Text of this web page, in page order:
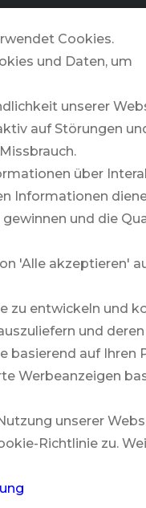
GOLFZONE
und
bieten. Eine
CONSTANCE
Cookies.
und Daten, um
unserer
auf Störungen
über
Informationen
und die
'Alle akzeptieren'
zu entwickeln und
und
basierend auf Ihren
Werbeanzeigen
unserer
Richtlinie zu.